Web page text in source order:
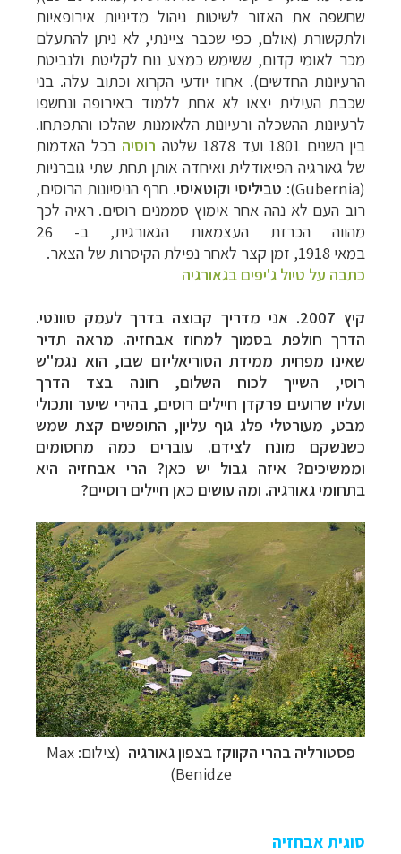
שחשפה את האזור לשיטות ניהול מדיניות אירופאיות
ולתקשורת (אולם, כפי שכבר ציינתי, לא ניתן להתעלם
מכר לאומי קדום, ששימש כמצע נוח לקליטת ולנביטת
הרעיונות החדשים). אחוז יודעי הקרוא וכתוב עלה. בני
שכבת העילית יצאו לא אחת ללמוד באירופה ונחשפו
לרעיונות ההשכלה ורעיונות הלאומנות שהלכו והתפתחו.
בין השנים 1801 ועד 1878 שלטה
רוסיה בכל האדמות
של גאורגיה הפיאודלית ואיחדה אותן תחת שתי גוברניות
(
Gubernia
): טביליסי וקוטאיסי. חרף הניסיונות הרוסים,
רוב העם לא נהה אחר אימוץ סממנים רוסים. ראיה לכך
מהווה הכרזת העצמאות הגאורגית, ב- 26
במאי
זמן קצר לאחר נפילת הקיסרות של הצאר.
כתבה על טיול ג'יפים בגאורגיה
קיץ 2007. אני מדריך
קבוצה בדרך לעמק סוונטי.
הדרך חולפת בסמוך למחוז אבחזיה. מראה תדיר
שאינו מפחית ממידת הסוריאליזם שבו, הוא נגמ"ש
רוסי, השייך לכוח השלום, חונה בצד הדרך
ועליו שרועים פרקדן חיילים רוסים, בהירי שיער ותכולי
מבט, מעורטלי פלג גוף עליון, התופשים קצת שמש
כשנשקם מונח לצידם. עוברים כמה מחסומים
וממשיכים? איזה גבול יש כאן? הרי אבחזיה היא
בתחומי גאורגיה. ומה עושים כאן חיילים רוסיים?
פסטורליה בהרי הקווקז בצפון גאורגיה
(צילום: Max
Benidze)
סוגית אבחזיה